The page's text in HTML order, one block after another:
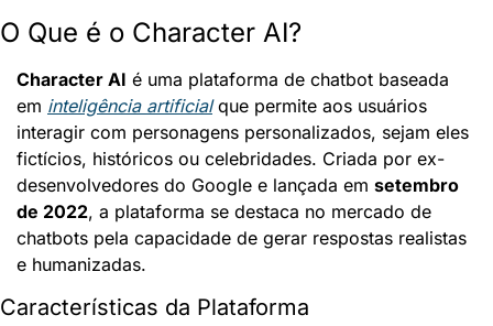
O Que é o Character AI?
Character AI é uma plataforma de chatbot baseada
em inteligência artificial que permite aos usuários
interagir com personagens personalizados, sejam eles
fictícios, históricos ou celebridades. Criada por ex-
desenvolvedores do Google e lançada em setembro
de 2022, a plataforma se destaca no mercado de
chatbots pela capacidade de gerar respostas realistas
e humanizadas.
Características da Plataforma